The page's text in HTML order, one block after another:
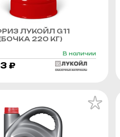
ЛУКОЙЛ G11
(БОЧКА 220 КГ)
В наличии
₽